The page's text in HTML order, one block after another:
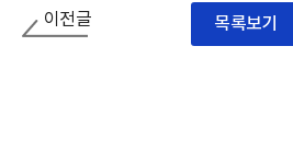
이전글 목록보기